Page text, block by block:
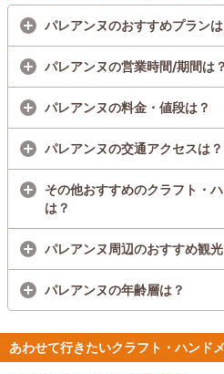
パレアンヌのおすすめプランは
パレアンヌの営業時間/期間は？
パレアンヌの料金・値段は？
パレアンヌの交通アクセスは？
その他おすすめのクラフト・
は？
パレアンヌ周辺のおすすめ観
パレアンヌの年齢層は？
あわせて行きたいクラフト・ハンド